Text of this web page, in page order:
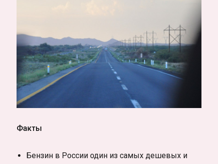
Факты
Бензин в России один из самых дешевых и